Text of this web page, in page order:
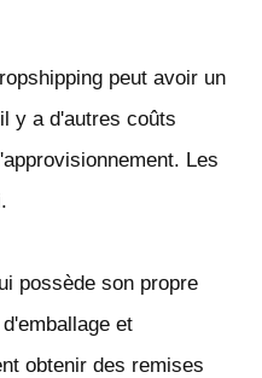
peut avoir un
y a d'autres coûts
Les
possède son propre
et
obtenir des remises